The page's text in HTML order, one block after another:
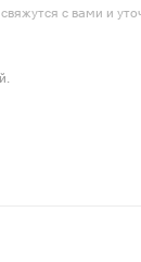
с вами и